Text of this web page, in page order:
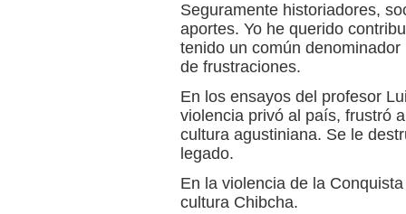
Seguramente historiadores,
aportes. Yo he querido
tenido un común
de frustraciones.
En los ensayos del profesor
violencia privó al país, frustró
cultura agustiniana. Se le
legado.
En la violencia de la
cultura Chibcha.